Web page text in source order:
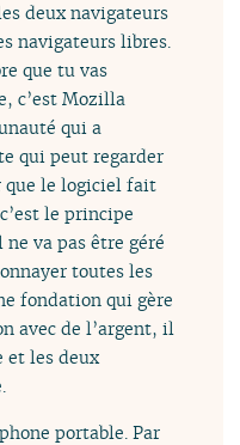
deux navigateurs
navigateurs libres.
que tu vas
c’est Mozilla
qui a
qui peut regarder
que le logiciel fait
le principe
va pas être géré
toutes les
fondation qui gère
avec de l’argent, il
et les deux
portable. Par